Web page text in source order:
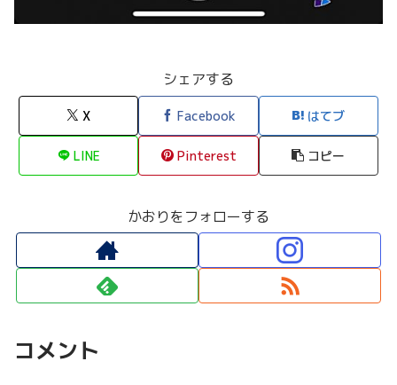
シェアする
X Facebook はてブ
LINE Pinterest コピー
かおりをフォローする
コメント